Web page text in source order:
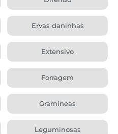
Ervas daninhas
Extensivo
Forragem
Gramíneas
Leguminosas